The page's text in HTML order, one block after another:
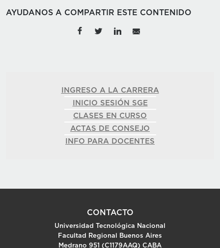
AYUDANOS A COMPARTIR ESTE CONTENIDO
INGRESO A LA CARRERA
INICIO SESIÓN SGE
CLASES EN CURSO
ACTAS DE CONSEJO
INFO PARA DOCENTES
CONTACTO
Universidad Tecnológica Nacional
Facultad Regional Buenos Aires
Medrano 951 (C1179AAQ) CABA